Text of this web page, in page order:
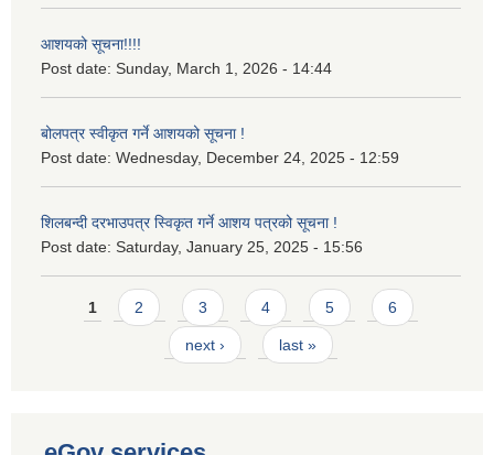
आशयको सूचना!!!!
Post date: Sunday, March 1, 2026 - 14:44
बोलपत्र स्वीकृत गर्ने आशयको सूचना !
Post date: Wednesday, December 24, 2025 - 12:59
शिलबन्दी दरभाउपत्र स्विकृत गर्ने आशय पत्रको सूचना !
Post date: Saturday, January 25, 2025 - 15:56
Pages
1 2 3 4 5 6
next › last »